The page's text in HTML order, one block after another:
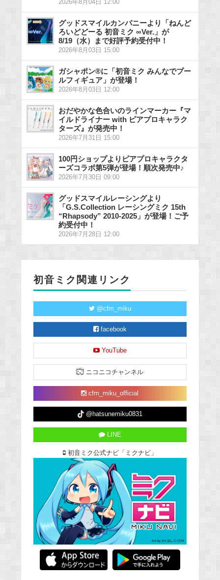
2026年8月04日 12:00
グッドスマイルカンパニーより「ねんど
ろいどどーる 初音ミク ∞Ver.」が
8/19（水）まで好評予約受付中！
2026年8月03日 15:00
ガシャポン®に「初音ミク みんなでプー
ルフィギュア」が登場！
2026年8月03日 12:00
おだやかな色合いのラインマーカー『マ
イルドライナー with ピアプロキャラク
ターズ』が発売中！
2026年7月31日 15:00
100円ショップよりピアプロキャラクタ
ーズコラボ第5弾が登場！順次発売中♪
2026年7月30日 09:00
グッドスマイルレーシングより
「G.S.Collection レーシングミク 15th
“Rhapsody” 2010-2025」が登場！ご予
約受付中！
2026年7月28日 12:00
初音ミク関連リンク
@cfm_miku
facebook
YouTube
ニコニコチャンネル
cfm_miku_official
@hatsunemiku0831
LINE
初音ミク公式ナビ「ミクナビ」